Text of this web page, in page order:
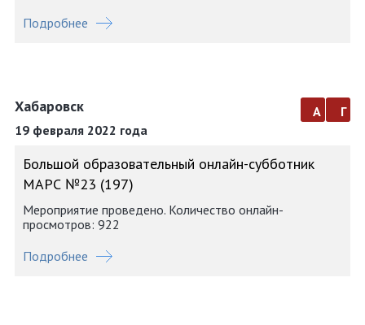
Подробнее
Хабаровск
19 февраля 2022 года
а г
Большой образовательный онлайн-субботник
МАРС №23 (197)
Мероприятие проведено. Количество онлайн-
просмотров: 922
Подробнее